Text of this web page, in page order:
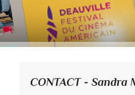
CONTACT - Sandra